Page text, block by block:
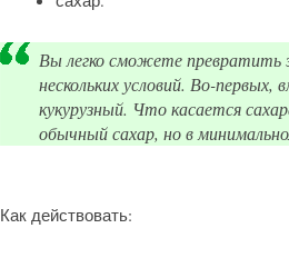
Вы легко сможете превратить
нескольких условий. Во-
кукурузный. Что касается
обычный сахар, но в
Как действовать: